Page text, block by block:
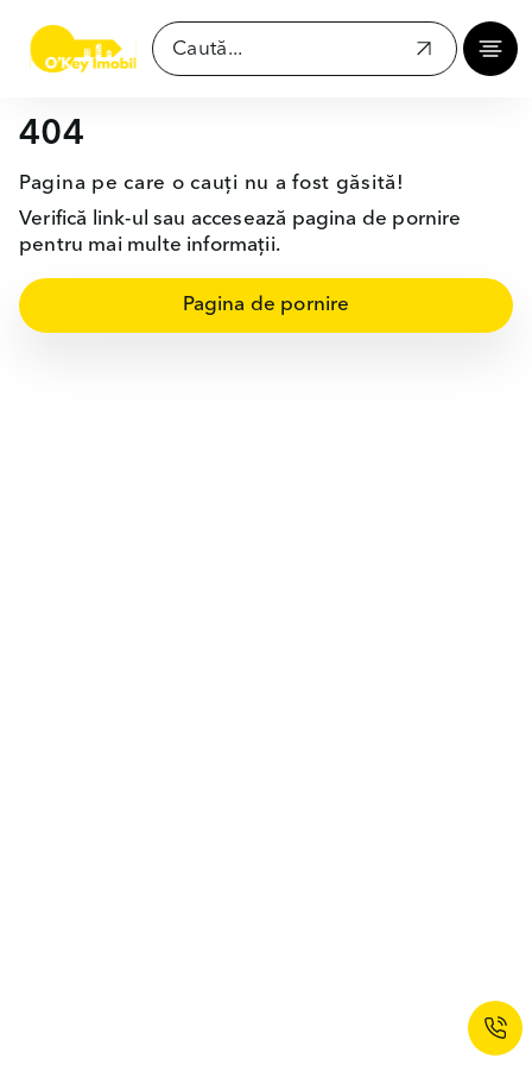
404
Pagina pe care o cauți nu a fost găsită!
Verifică link-ul sau accesează pagina de pornire
pentru mai multe informații.
Pagina de pornire